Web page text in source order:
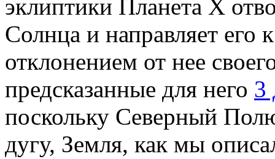
эклиптики Планета X
Солнца и направляет его
отклонением от нее
предсказанные для него 3
поскольку Северный
дугу, Земля, как мы